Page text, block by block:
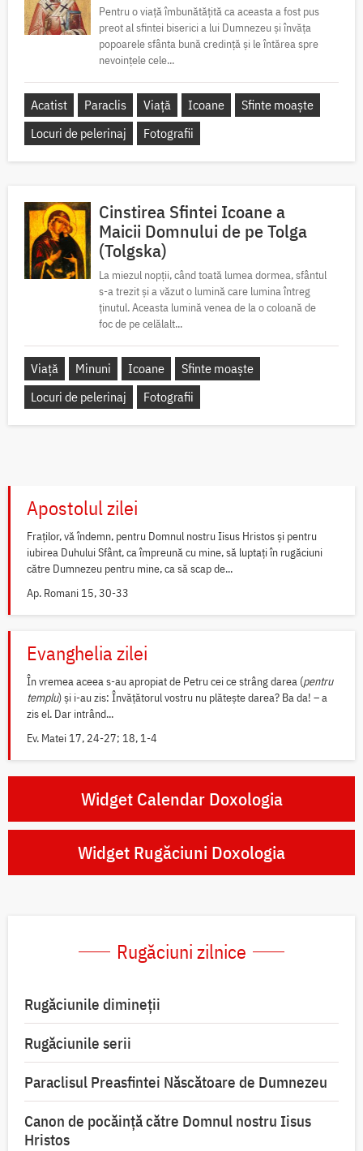
Pentru o viață îmbunătățită ca aceasta a fost pus
preot al sfintei biserici a lui Dumnezeu și învăța
popoarele sfânta bună credință și le întărea spre
nevoințele cele...
Acatist Paraclis Viață Icoane
Sfinte moaște
Locuri de pelerinaj
Fotografii
Cinstirea Sfintei Icoane a
Maicii Domnului de pe Tolga
(Tolgska)
La miezul nopții, când toată lumea dormea, sfântul
s-a trezit și a văzut o lumină care lumina întreg
ținutul. Aceasta lumină venea de la o coloană de
foc de pe celălalt...
Viață Minuni Icoane
Sfinte moaște
Locuri de pelerinaj
Fotografii
Apostolul zilei
Fraților, vă îndemn, pentru Domnul nostru Iisus Hristos și pentru
iubirea Duhului Sfânt, ca împreună cu mine, să luptați în rugăciuni
către Dumnezeu pentru mine, ca să scap de...
Ap. Romani 15, 30-33
Evanghelia zilei
În vremea aceea s-au apropiat de Petru cei ce strâng darea (pentru
templu) și i-au zis: Învățătorul vostru nu plătește darea? Ba da! – a
zis el. Dar intrând...
Ev. Matei 17, 24-27; 18, 1-4
Widget Calendar Doxologia
Widget Rugăciuni Doxologia
Rugăciuni zilnice
Rugăciunile dimineții
Rugăciunile serii
Paraclisul Preasfintei Născătoare de Dumnezeu
Canon de pocăință către Domnul nostru Iisus
Hristos